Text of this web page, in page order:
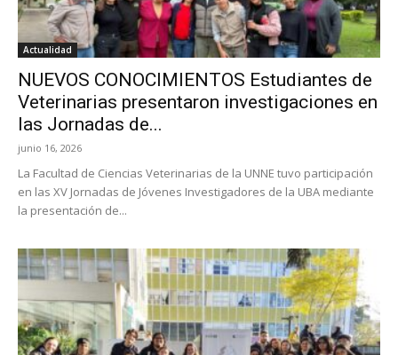
Actualidad
NUEVOS CONOCIMIENTOS Estudiantes de
Veterinarias presentaron investigaciones en
las Jornadas de...
junio 16, 2026
La Facultad de Ciencias Veterinarias de la UNNE tuvo participación
en las XV Jornadas de Jóvenes Investigadores de la UBA mediante
la presentación de...